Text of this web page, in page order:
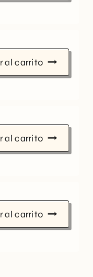
al carrito
al carrito
al carrito